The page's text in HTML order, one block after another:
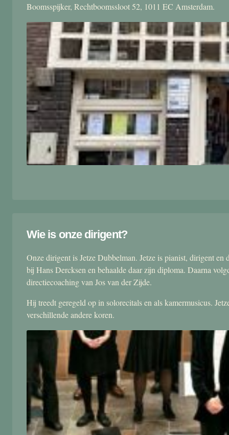
Boomsspijker, Rechtboomssloot 52, 1011 EC Amsterdam.
Wie is onze dirigent?
Onze dirigent is Jetze Dubbelman. Jetze is pianist, dirigent
bij Hans Dercksen en behaalde daar zijn diploma. Daarna
directiecoaching van Jos van der Zijde.
Hij treedt geregeld op in solorecitals en als kamermusicus.
verschillende andere koren.